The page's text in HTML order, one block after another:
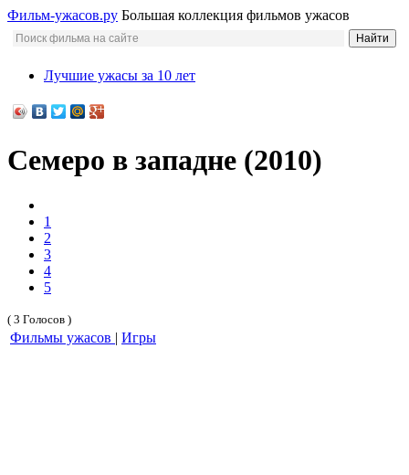
Фильм-ужасов.ру Большая коллекция фильмов ужасов
Лучшие ужасы за 10 лет
Семеро в западне (2010)
1
2
3
4
5
( 3 Голосов )
Фильмы ужасов | Игры